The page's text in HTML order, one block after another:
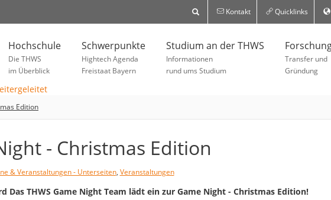
Kontakt Quicklinks
Hochschule
Die THWS
im Überblick
Schwerpunkte
Hightech Agenda
Freistaat Bayern
Studium an der THWS
Informationen
rund ums Studium
Transfer und
Gründung
Edition
- Christmas Edition
& Veranstaltungen - Unterseiten, Veranstaltungen
Das THWS Game Night Team lädt ein zur Game Night - Christmas Edition!